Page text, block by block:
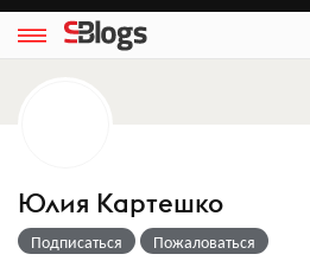
Юлия Картешко
Подписаться Пожаловаться